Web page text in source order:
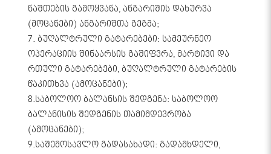
ნაშთების გამოყვანა, ანგარიშის დახურვა
(მოცანები) ანგარიშთა გეგმა;
7. ბუღალტრული გატარებები: სამეურნეო
ოპერაციის შინაარსის გაშიფვრა, მარტივი და
რთული გატარებები, ბუღალტრული გატარების
წაკითხვა (ამოცანები);
8.საბოლოო ბალანსის შედგენა: საბოლოო
ბალანისის შედგენის თამიმდევრობა
(ამოცანები);
9.საშემოსავლო გადასახადი: გადამხდელი,